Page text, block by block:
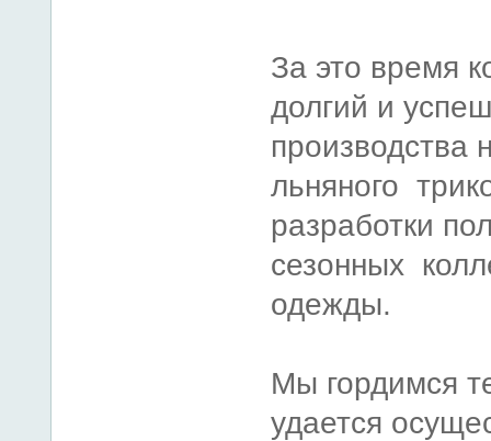
За это время
долгий и
производства
льняного
разработки
сезонных
одежды.
Мы гордимся
удается